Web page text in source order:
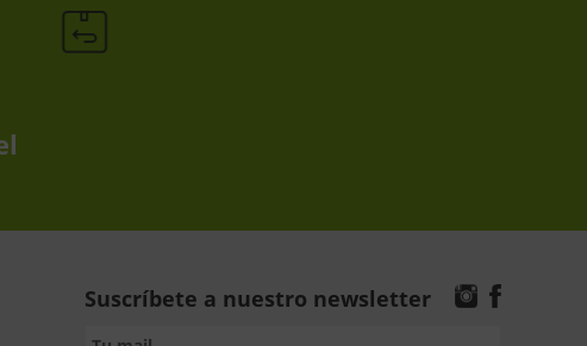
Suscríbete a nuestro newsletter